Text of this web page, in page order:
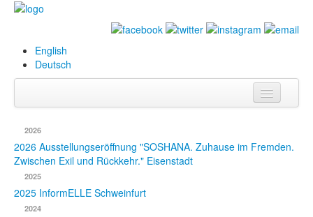
English
Deutsch
Biografie
2026
2026 Ausstellungseröffnung "SOSHANA. Zuhause im Fremden.
Zwischen Exil und Rückkehr." Eisenstadt
2025
2025 InformELLE Schweinfurt
2024